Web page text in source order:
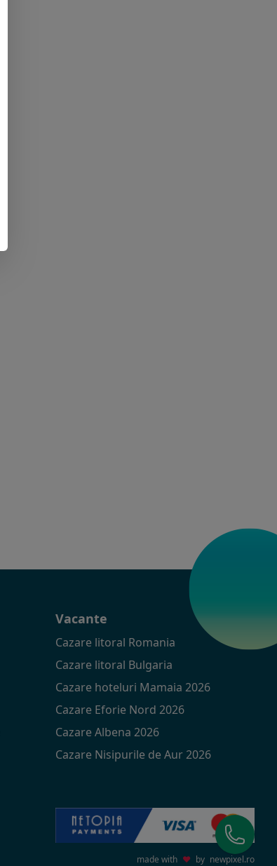
Vacante
Cazare litoral Romania
Cazare litoral Bulgaria
Cazare hoteluri Mamaia 2026
Cazare Eforie Nord 2026
Cazare Albena 2026
Cazare Nisipurile de Aur 2026
made with ♥ by newpixel.ro